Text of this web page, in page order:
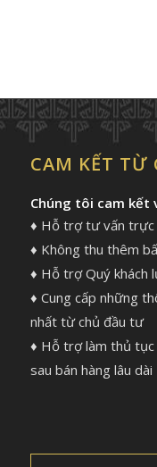
CAM KẾT TỪ
Chúng tôi cam kết
♦ Hỗ trợ tư vấn trực
♦ Không thu thêm
♦ Hỗ trợ Quý khách
♦ Cung cấp những
nhất từ chủ đầu tư
♦ Hỗ trợ làm thủ
sau bán hàng lâu dài